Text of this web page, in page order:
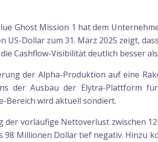
Ghost Mission 1 hat dem
Dollar zum 31. März 2025 zeigt,
Cashflow-Visibilität deutlich besser
der Alpha-Produktion auf eine
der Ausbau der Elytra-Plattform
Bereich wird aktuell sondiert.
vorläufige Nettoverlust zwischen
98 Millionen Dollar tief negativ. Hinzu